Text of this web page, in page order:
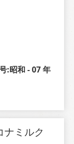
:昭和 - 07 年
ミルク